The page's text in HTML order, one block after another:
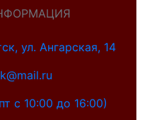
ул. Ангарская, 14
с 10:00 до 16:00)